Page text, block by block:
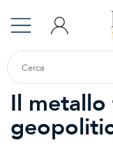
Il